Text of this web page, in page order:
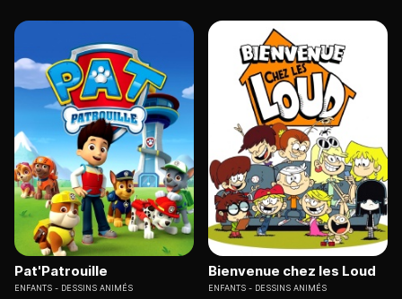
Pat'Patrouille
ENFANTS DESSINS ANIMÉS
Bienvenue chez les Loud
ENFANTS DESSINS ANIMÉS